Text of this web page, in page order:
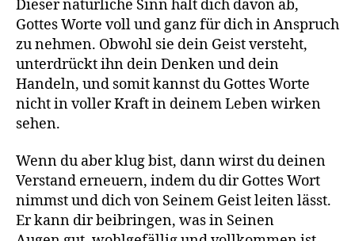
Dieser natürliche Sinn hält dich davon ab,
Gottes Worte voll und ganz für dich in Anspruch
zu nehmen. Obwohl sie dein Geist versteht,
unterdrückt ihn dein Denken und dein
Handeln, und somit kannst du Gottes Worte
nicht in voller Kraft in deinem Leben wirken
sehen.
Wenn du aber klug bist, dann wirst du deinen
Verstand erneuern, indem du dir Gottes Wort
nimmst und dich von Seinem Geist leiten lässt.
Er kann dir beibringen, was in Seinen